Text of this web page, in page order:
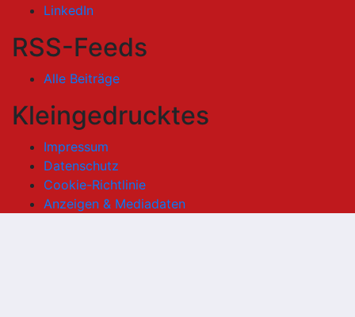
LinkedIn
RSS-Feeds
Alle Beiträge
Kleingedrucktes
Impressum
Datenschutz
Cookie-Richtlinie
Anzeigen & Mediadaten